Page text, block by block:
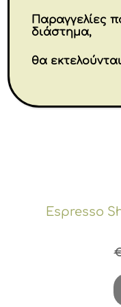
Espresso
Παραγγελίες
διάστημα,
θα